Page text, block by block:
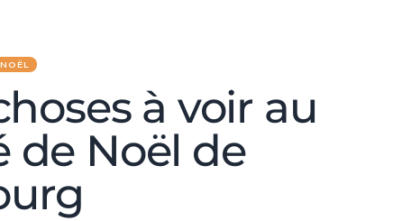
NOËL
à voir au
de Noël de